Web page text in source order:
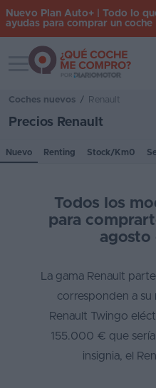
Iniciar
Renting
Segunda
Nuevo Plan Auto+ | Todo lo
ayudas para comprar un coche
Toggle navigation
Coches nuevos / Renault
Precios Renault
Nuevo Renting Stock/Km0
Todos los
para
agosto
La gama Renault
corresponden a su
Renault Twingo
155.000 € que
insignia, el